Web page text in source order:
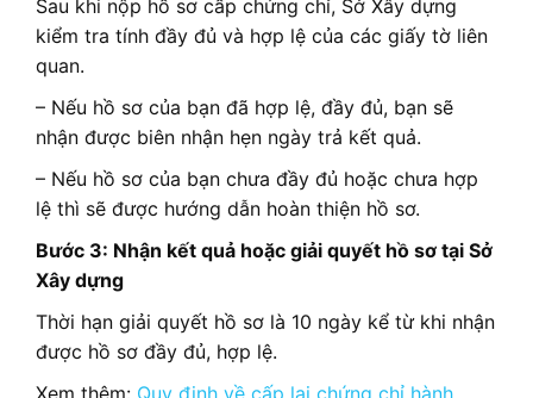
Sau khi nộp hồ sơ cấp chứng chỉ, Sở Xây dựng
kiểm tra tính đầy đủ và hợp lệ của các giấy tờ liên
quan.
– Nếu hồ sơ của bạn đã hợp lệ, đầy đủ, bạn sẽ
nhận được biên nhận hẹn ngày trả kết quả.
– Nếu hồ sơ của bạn chưa đầy đủ hoặc chưa hợp
lệ thì sẽ được hướng dẫn hoàn thiện hồ sơ.
Bước 3: Nhận kết quả hoặc giải quyết hồ sơ tại Sở
Xây dựng
Thời hạn giải quyết hồ sơ là 10 ngày kể từ khi nhận
được hồ sơ đầy đủ, hợp lệ.